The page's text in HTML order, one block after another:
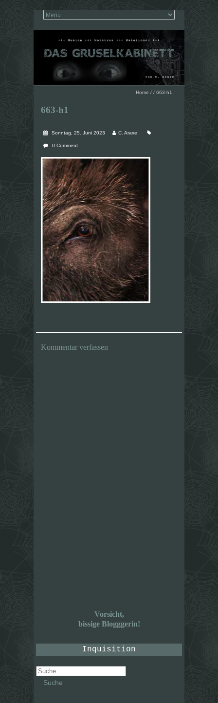
Home / / 663-h1
663-h1
Sonntag, 25. Juni 2023 C. Araxe
0 Comment
Kommentar verfassen
Vorsicht,
bissige Blogggerin!
Inquisition
Suche
nach: